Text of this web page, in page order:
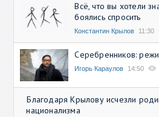
Всё, что вы хотели
боялись спросить
Константин Крылов 11:30
Серебренников:
Игорь Караулов 14:50
Благодаря Крылову исчезли
национализма